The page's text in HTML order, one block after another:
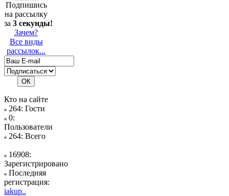
Подпишись
на рассылку
за 3 секунды!
Зачем?
Все виды
рассылок...
Кто на сайте
264: Гости
0:
Пользователи
264: Всего
16908:
Зарегистрировано
Последняя
регистрация:
iakup..